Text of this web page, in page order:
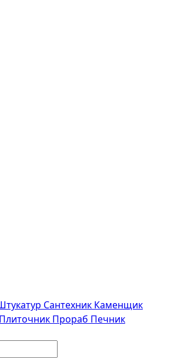
Сантехник Каменщик
Плиточник Прораб Печник